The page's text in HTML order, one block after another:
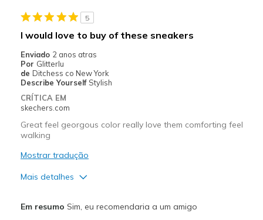
Special Occasions
Travel
Width
Sizing
Feels true to size
View On Shoes
5
I would love to buy of these sneakers
Enviado 2 anos atras
Por Glitterlu
de Ditchess co New York
Describe Yourself Stylish
CRÍTICA EM
skechers.com
Great feel georgous color really love them comforting feel
walking
Mostrar tradução
Mais detalhes
Em resumo Sim, eu recomendaria a um amigo